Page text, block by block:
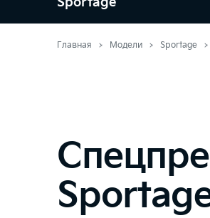
Главная Модели Sportage